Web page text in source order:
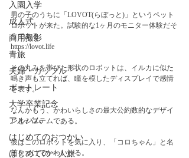
入園入学
成人式
商用撮影
青旅
夫婦・カップル
ポートレート
大学卒業記念
アルバム
はじめてのおつかい
はじめての一人旅
男の子のうちに「LOVOT(らぼっと)」というペット
ロボットが来た。試験的な1ヶ月のモニター体験だそ
うである。
https://lovot.life
その丸みを帯びた形状のロボットは、イルカに似た
鳴き声も立てれば、瞳を模したディスプレイで感情
を表す。
なんかもう、かわいらしさの最大公約数的なデザイ
ンとシステムである。
彼はこのロボットを気に入り、「コロちゃん」と名
前をつけてかわいがる。